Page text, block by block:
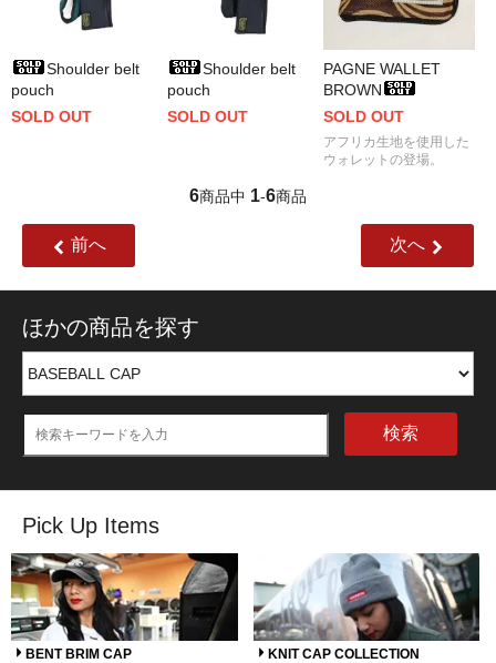
Shoulder belt
pouch
SOLD OUT
Shoulder belt
pouch
SOLD OUT
PAGNE WALLET
BROWN
SOLD OUT
アフリカ生地を使用した
ウォレットの登場。
6商品中 1-6商品
前へ 次へ
ほかの商品を探す
検索
Pick Up Items
BENT BRIM CAP KNIT CAP COLLECTION